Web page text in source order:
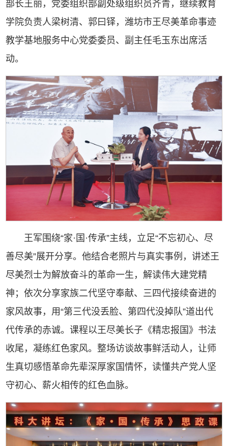
部长王丽，党委组织部副处级组织员齐青，继续教育
学院负责人梁树清、郭曰铎，潍坊市王尽美革命事迹
教学基地服务中心党委委员、副主任毛玉东出席活
动。
王军围绕“家·国·传承”主线，立足“不忘初心、尽
善尽美”展开分享。他结合老照片与真实事例，讲述王
尽美烈士为解放奋斗的革命一生，解读伟大建党精
神；依次分享家族二代坚守奉献、三四代接续奋进的
家风故事，用“第三代没丢脸、第四代没掉队”道出代
代传承的赤诚。课程以王尽美长子《精忠报国》书法
收尾，凝练红色家风。整场访谈故事鲜活动人，让师
生真切感悟革命先辈深厚家国情怀，读懂共产党人坚
守初心、薪火相传的红色血脉。